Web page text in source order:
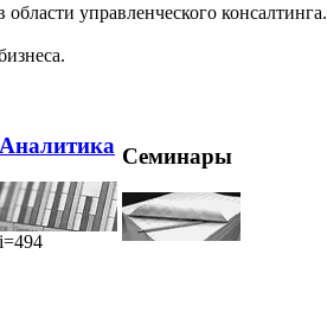
управленческого консалтинга.
Аналитика
i=494
Семинары